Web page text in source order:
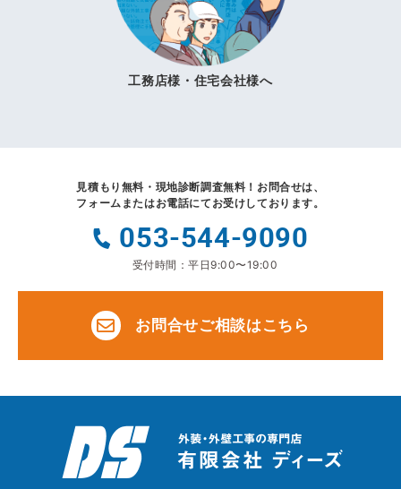
工務店様・住宅会社様へ
見積もり無料・現地診断調査無料！ お問合せは、
フォームまたはお電話にてお受けしております。
053-544-9090
受付時間：平日9:00〜19:00
お問合せご相談はこちら